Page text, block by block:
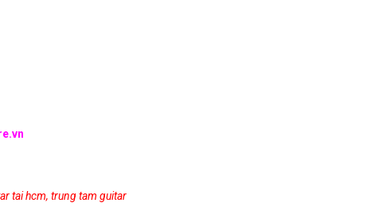
tai hcm, trung tam guitar